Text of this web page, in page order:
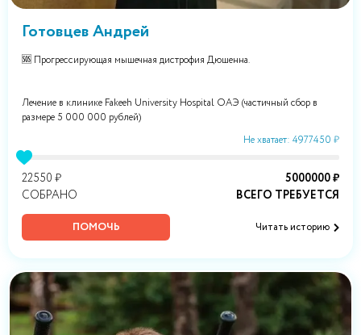
Готовцев Андрей
🆘 Прогрессирующая мышечная дистрофия Дюшенна.
Лечение в клинике Fakeeh University Hospital OAЭ (частичный сбор в
размере 5 000 000 рублей)
Не хватает: 4977450 ₽
22550 ₽
СОБРАНО
5000000 ₽
ВСЕГО ТРЕБУЕТСЯ
ПОМОЧЬ Читать историю